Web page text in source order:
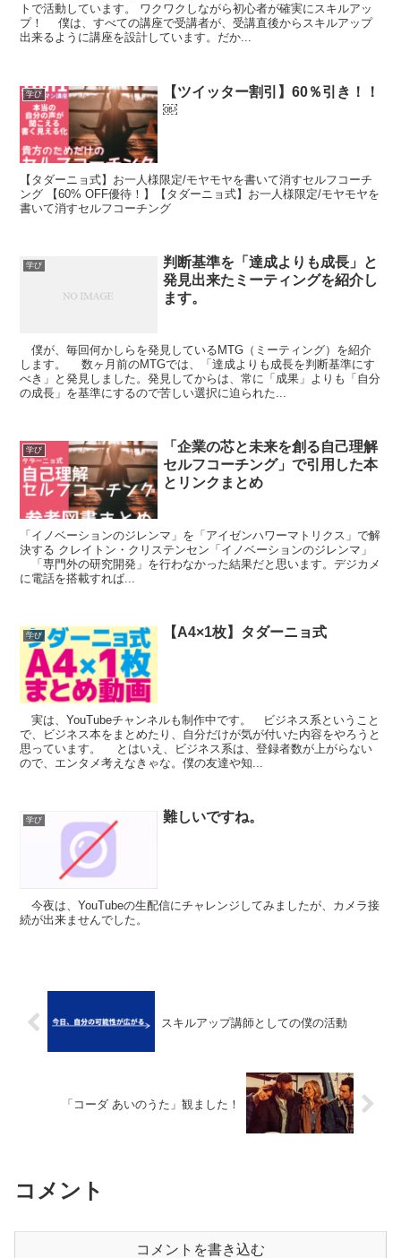
トで活動しています。 ワクワクしながら初心者が確実にスキルアッ
プ！ 僕は、すべての講座で受講者が、受講直後からスキルアップ
出来るように講座を設計しています。だか...
学び
【ツイッター割引】60％引き！！
￼
【タダーニョ式】お一人様限定/モヤモヤを書いて消すセルフコーチ
ング 【60% OFF優待！】【タダーニョ式】お一人様限定/モヤモヤを
書いて消すセルフコーチング
学び
判断基準を「達成よりも成長」と
発見出来たミーティングを紹介し
ます。
僕が、毎回何かしらを発見しているMTG（ミーティング）を紹介
します。 数ヶ月前のMTGでは、「達成よりも成長を判断基準にす
べき」と発見しました。発見してからは、常に「成果」よりも「自分
の成長」を基準にするので苦しい選択に迫られた...
学び
「企業の芯と未来を創る自己理解
セルフコーチング」で引用した本
とリンクまとめ
「イノベーションのジレンマ」を「アイゼンハワーマトリクス」で解
決する クレイトン・クリステンセン「イノベーションのジレンマ」
「専門外の研究開発」を行わなかった結果だと思います。デジカメ
に電話を搭載すれば...
学び 【A4×1枚】タダーニョ式
実は、YouTubeチャンネルも制作中です。 ビジネス系ということ
で、ビジネス本をまとめたり、自分だけが気が付いた内容をやろうと
思っています。 とはいえ、ビジネス系は、登録者数が上がらない
ので、エンタメ考えなきゃな。僕の友達や知...
学び 難しいですね。
今夜は、YouTubeの生配信にチャレンジしてみましたが、カメラ接
続が出来ませんでした。
スキルアップ講師としての僕の活動
「コーダ あいのうた」観ました！
コメント
コメントを書き込む